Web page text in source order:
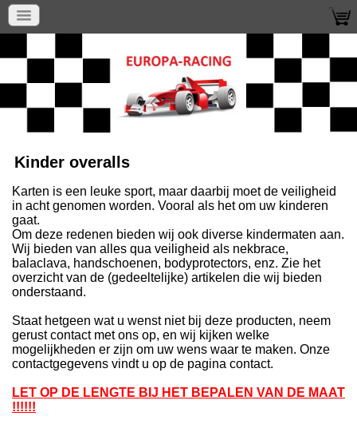
Kinder overalls
Karten is een leuke sport, maar daarbij moet de veiligheid
in acht genomen worden. Vooral als het om uw kinderen
gaat.
Om deze redenen bieden wij ook diverse kindermaten aan.
Wij bieden van alles qua veiligheid als nekbrace,
balaclava, handschoenen, bodyprotectors, enz. Zie het
overzicht van de (gedeeltelijke) artikelen die wij bieden
onderstaand.
Staat hetgeen wat u wenst niet bij deze producten, neem
gerust contact met ons op, en wij kijken welke
mogelijkheden er zijn om uw wens waar te maken. Onze
contactgegevens vindt u op de pagina contact.
LET OP DE LENGTE BIJ HET BEPALEN VAN DE MAAT
!!!!!!